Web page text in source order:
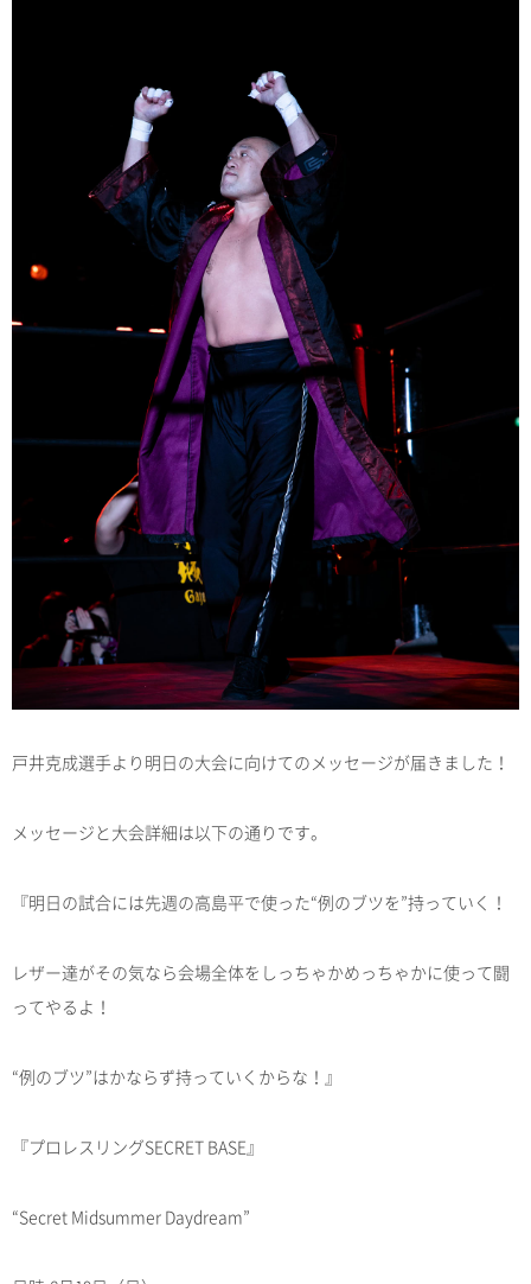
戸井克成選手より明日の大会に向けてのメッセージが届きました！
メッセージと大会詳細は以下の通りです。
『明日の試合には先週の高島平で使った“例のブツを”持っていく！
レザー達がその気なら会場全体をしっちゃかめっちゃかに使って闘
ってやるよ！
“例のブツ”はかならず持っていくからな！』
『プロレスリングSECRET BASE』
“Secret Midsummer Daydream”